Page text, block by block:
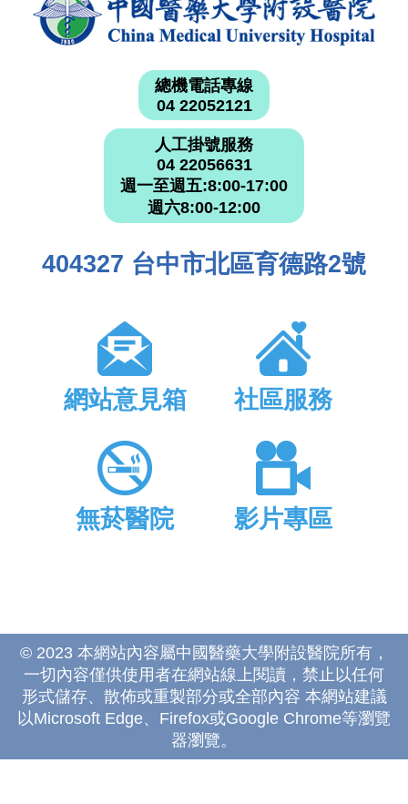
總機電話專線
04 22052121
人工掛號服務
04 22056631
週一至週五:8:00-17:00
週六8:00-12:00
404327 台中市北區育德路2號
網站意見箱 社區服務
無菸醫院 影片專區
© 2023 本網站內容屬中國醫藥大學附設醫院所有，
一切內容僅供使用者在網站線上閱讀，禁止以任何
形式儲存、散佈或重製部分或全部內容 本網站建議
以Microsoft Edge、Firefox或Google Chrome等瀏覽
器瀏覽。